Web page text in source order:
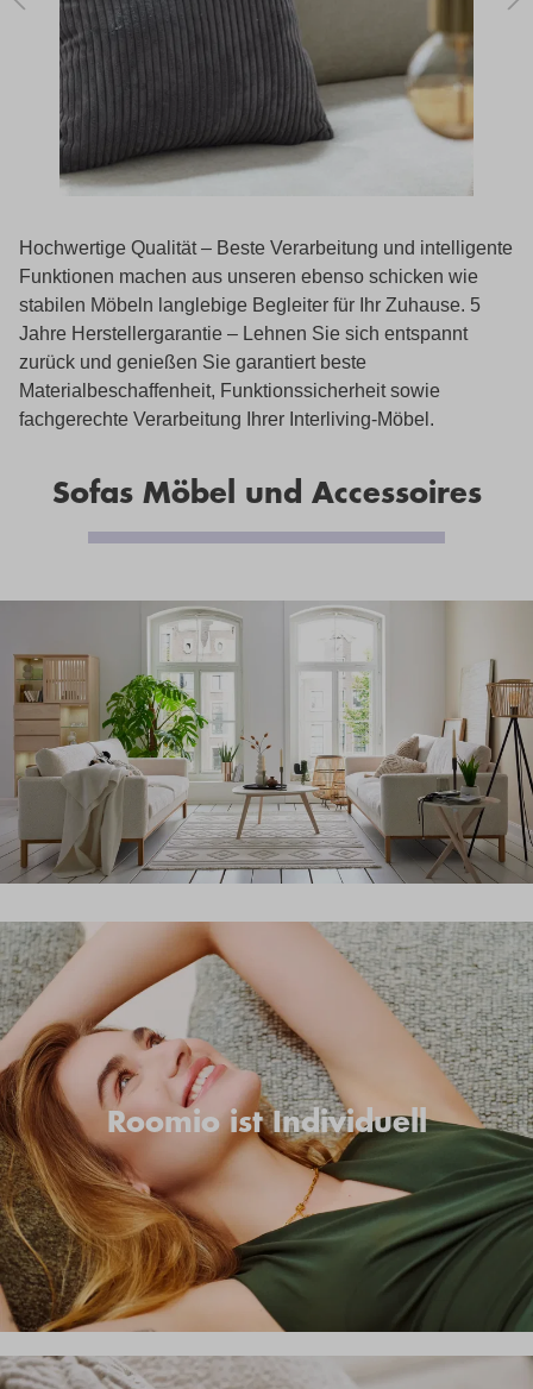
Hochwertige Qualität – Beste Verarbeitung und intelligente
Funktionen machen aus unseren ebenso schicken wie
stabilen Möbeln langlebige Begleiter für Ihr Zuhause. 5
Jahre Herstellergarantie – Lehnen Sie sich entspannt
zurück und genießen Sie garantiert beste
Materialbeschaffenheit, Funktionssicherheit sowie
fachgerechte Verarbeitung Ihrer Interliving-Möbel.
Sofas Möbel und Accessoires
Roomio ist Individuell